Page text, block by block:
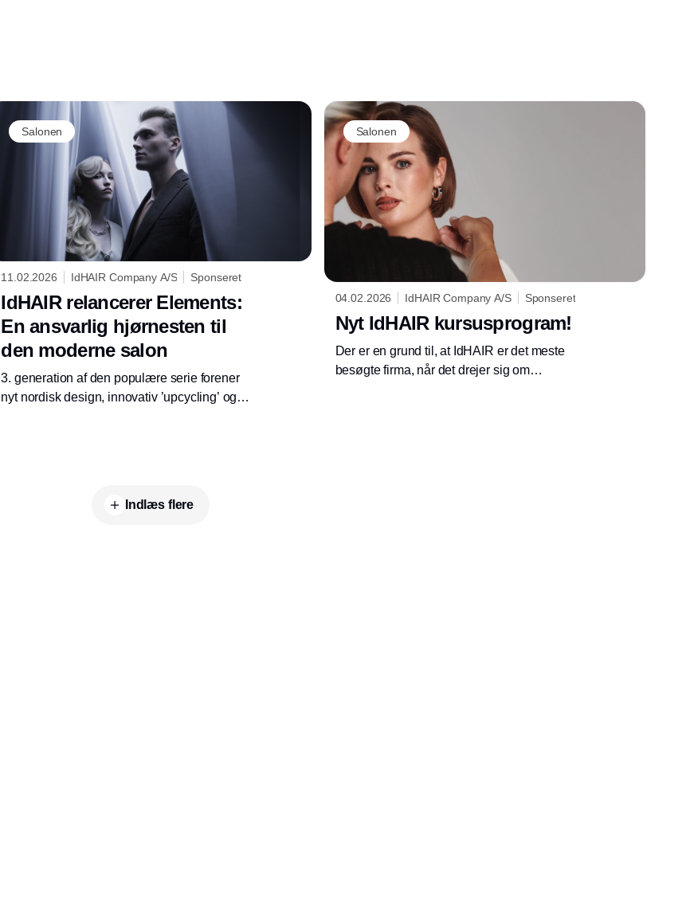
Salonen
11.02.2026 IdHAIR Company A/S Sponseret
IdHAIR relancerer Elements:
En ansvarlig hjørnesten til
den moderne salon
3. generation af den populære serie forener
nyt nordisk design, innovativ ’upcycling’ og
Salonen
04.02.2026 IdHAIR Company A/S Sponseret
Nyt IdHAIR kursusprogram!
Der er en grund til, at IdHAIR er det meste
besøgte firma, når det drejer sig om
Indlæs flere